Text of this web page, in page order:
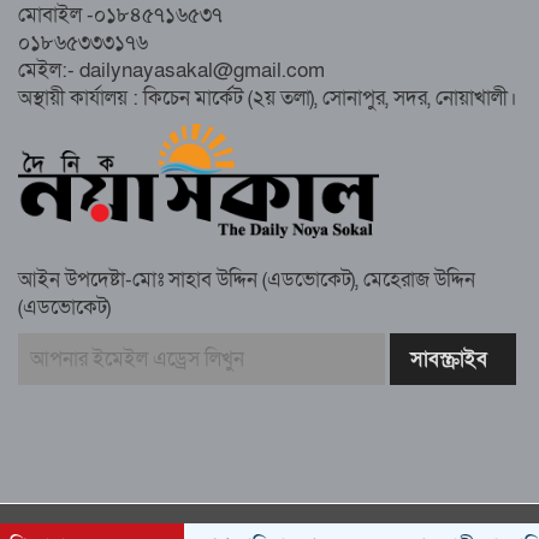
চেয়ারম্যান গ্রেপ্তার
গাউসিয়া কমিটির সম্পাদক কামাল হোসাইনের
স্মরণ সভায় মিলাদ ও দোয়া
কামরুল কাননের ছবি বিকৃত করে অপপ্রচারের
বাংলাদেশ আজ দুই ভাগে বিভক্ত—একটি
মোবাইল -০১৮৪৫৭১৬৫৩৭
০১৮৬৫৩৩৩১৭৬
মেইল:- dailynayasakal@gmail.com
অস্থায়ী কার্যালয় : কিচেন মার্কেট (২য় তলা), সোনাপুর, সদর, নোয়াখালী।
আইন উপদেষ্টা-মোঃ সাহাব উদ্দিন (এডভোকেট), মেহেরাজ উদ্দিন
(এডভোকেট)